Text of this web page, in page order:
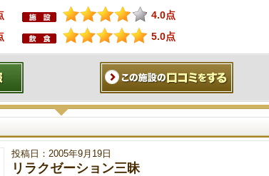
4.0点
5.0点
投稿日：2005年9月19日
リラクゼーション三昧